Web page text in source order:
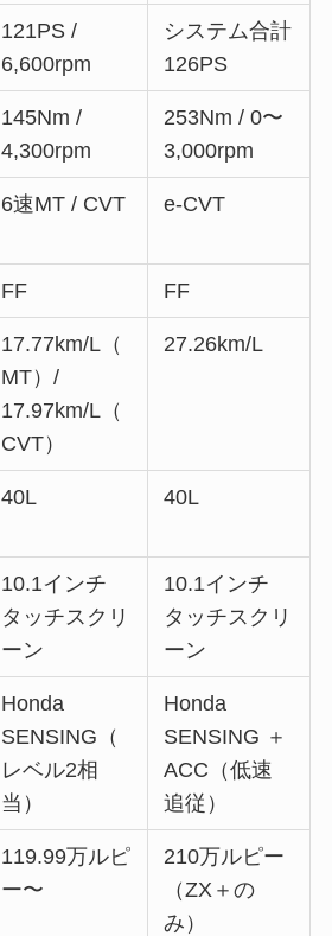
121PS /
6,600rpm
システム合計
126PS
145Nm /
4,300rpm
253Nm / 0〜
3,000rpm
6速MT / CVT e-CVT
FF FF
17.77km/L（
MT）/
17.97km/L（
CVT）
27.26km/L
40L 40L
10.1インチ
タッチスクリ
ーン
10.1インチ
タッチスクリ
ーン
Honda
SENSING（
レベル2相
当）
Honda
SENSING ＋
ACC（低速
追従）
119.99万ルピ
ー〜
210万ルピー
（ZX＋の
み）